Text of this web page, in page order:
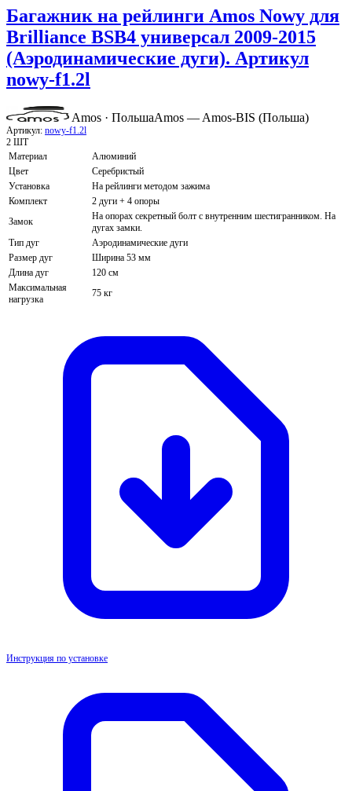
Багажник на рейлинги Amos Nowy для
Brilliance BSB4 универсал 2009-2015
(Аэродинамические дуги). Артикул
nowy-f1.2l
Amos · ПольшаAmos — Amos-BIS (Польша)
Артикул: nowy-f1.2l
2 ШТ
Материал
Алюминий
Цвет
Серебристый
Установка
На рейлинги методом зажима
Комплект
2 дуги + 4 опоры
Замок
На опорах секретный болт с внутренним шестигранником. На
дугах замки.
Тип дуг
Аэродинамические дуги
Размер дуг
Ширина 53 мм
Длина дуг
120 см
Максимальная
нагрузка
75 кг
Инструкция по установке